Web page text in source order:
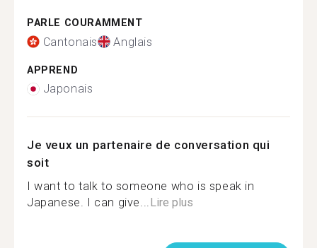
PARLE COURAMMENT
Cantonais Anglais
APPREND
Japonais
Je veux un partenaire de conversation qui
soit
I want to talk to someone who is speak in
Japanese. I can give...Lire plus